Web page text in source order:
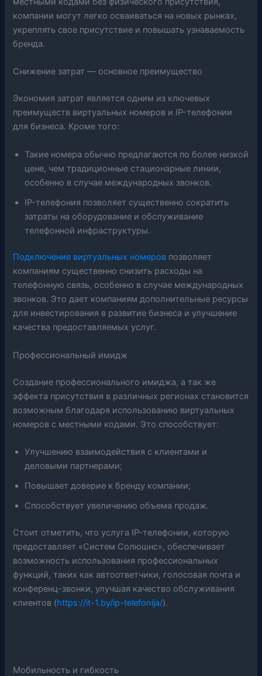
компании могут легко осваиваться на новых рынках,
укреплять свое присутствие и повышать узнаваемость
бренда.
Снижение затрат — основное преимущество
Экономия затрат является одним из ключевых
преимуществ виртуальных номеров и IP-телефонии
для бизнеса. Кроме того:
Такие номера обычно предлагаются по более низкой
цене, чем традиционные стационарные линии,
особенно в случае международных звонков.
IP-телефония позволяет существенно сократить
затраты на оборудование и обслуживание
телефонной инфраструктуры.
Подключение виртуальных номеров позволяет
компаниям существенно снизить расходы на
телефонную связь, особенно в случае международных
звонков. Это дает компаниям дополнительные ресурсы
для инвестирования в развитие бизнеса и улучшение
качества предоставляемых услуг.
Профессиональный имидж
Создание профессионального имиджа, а так же
эффекта присутствия в различных регионах становится
возможным благодаря использованию виртуальных
номеров с местными кодами. Это способствует:
Улучшению взаимодействия с клиентами и
деловыми партнерами;
Повышает доверие к бренду компании;
Способствует увеличению объема продаж.
Стоит отметить, что услуга IP-телефонии, которую
предоставляет «Систем Солюшнс», обеспечивает
возможность использования профессиональных
функций, таких как автоответчики, голосовая почта и
конференц-звонки, улучшая качество обслуживания
клиентов (https://it-1.by/ip-telefonija/).
Мобильность и гибкость